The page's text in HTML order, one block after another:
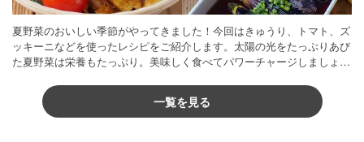
夏野菜のおいしい季節がやってきました！今回はきゅうり、トマト、ズ
ッキーニなどを使ったレシピをご紹介します。太陽の光をたっぷりあび
た夏野菜は栄養もたっぷり。美味しく食べてパワーチャージしましょう
一覧を見る